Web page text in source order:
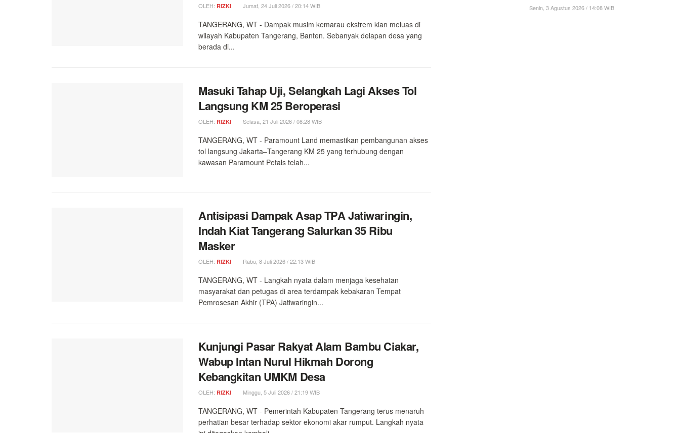
OLEH: RIZKI Jumat, 24 Juli 2026 / 20:14 WIB
TANGERANG, WT - Dampak musim kemarau ekstrem kian meluas di
wilayah Kabupaten Tangerang, Banten. Sebanyak delapan desa yang
berada di...
Masuki Tahap Uji, Selangkah Lagi Akses Tol
Langsung KM 25 Beroperasi
OLEH: RIZKI Selasa, 21 Juli 2026 / 08:28 WIB
TANGERANG, WT - Paramount Land memastikan pembangunan akses
tol langsung Jakarta–Tangerang KM 25 yang terhubung dengan
kawasan Paramount Petals telah...
Antisipasi Dampak Asap TPA Jatiwaringin,
Indah Kiat Tangerang Salurkan 35 Ribu
Masker
OLEH: RIZKI Rabu, 8 Juli 2026 / 22:13 WIB
TANGERANG, WT - Langkah nyata dalam menjaga kesehatan
masyarakat dan petugas di area terdampak kebakaran Tempat
Pemrosesan Akhir (TPA) Jatiwaringin...
Kunjungi Pasar Rakyat Alam Bambu Ciakar,
Wabup Intan Nurul Hikmah Dorong
Kebangkitan UMKM Desa
OLEH: RIZKI Minggu, 5 Juli 2026 / 21:19 WIB
TANGERANG, WT - Pemerintah Kabupaten Tangerang terus menaruh
perhatian besar terhadap sektor ekonomi akar rumput. Langkah nyata
Senin, 3 Agustus 2026 / 14:08 WIB